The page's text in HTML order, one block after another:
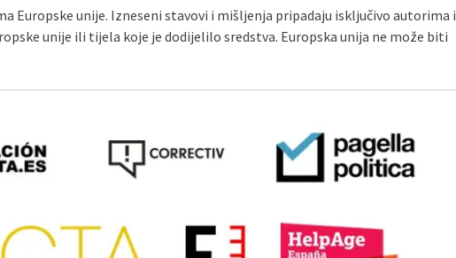
Europske unije. Izneseni stavovi i mišljenja pripadaju isključivo autorima i
unije ili tijela koje je dodijelilo sredstva. Europska unija ne može biti